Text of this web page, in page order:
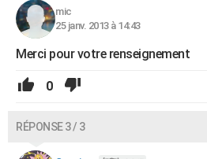
mic
25 janv. 2013 à 14:43
Merci pour votre renseignement
0
RÉPONSE 3 / 3